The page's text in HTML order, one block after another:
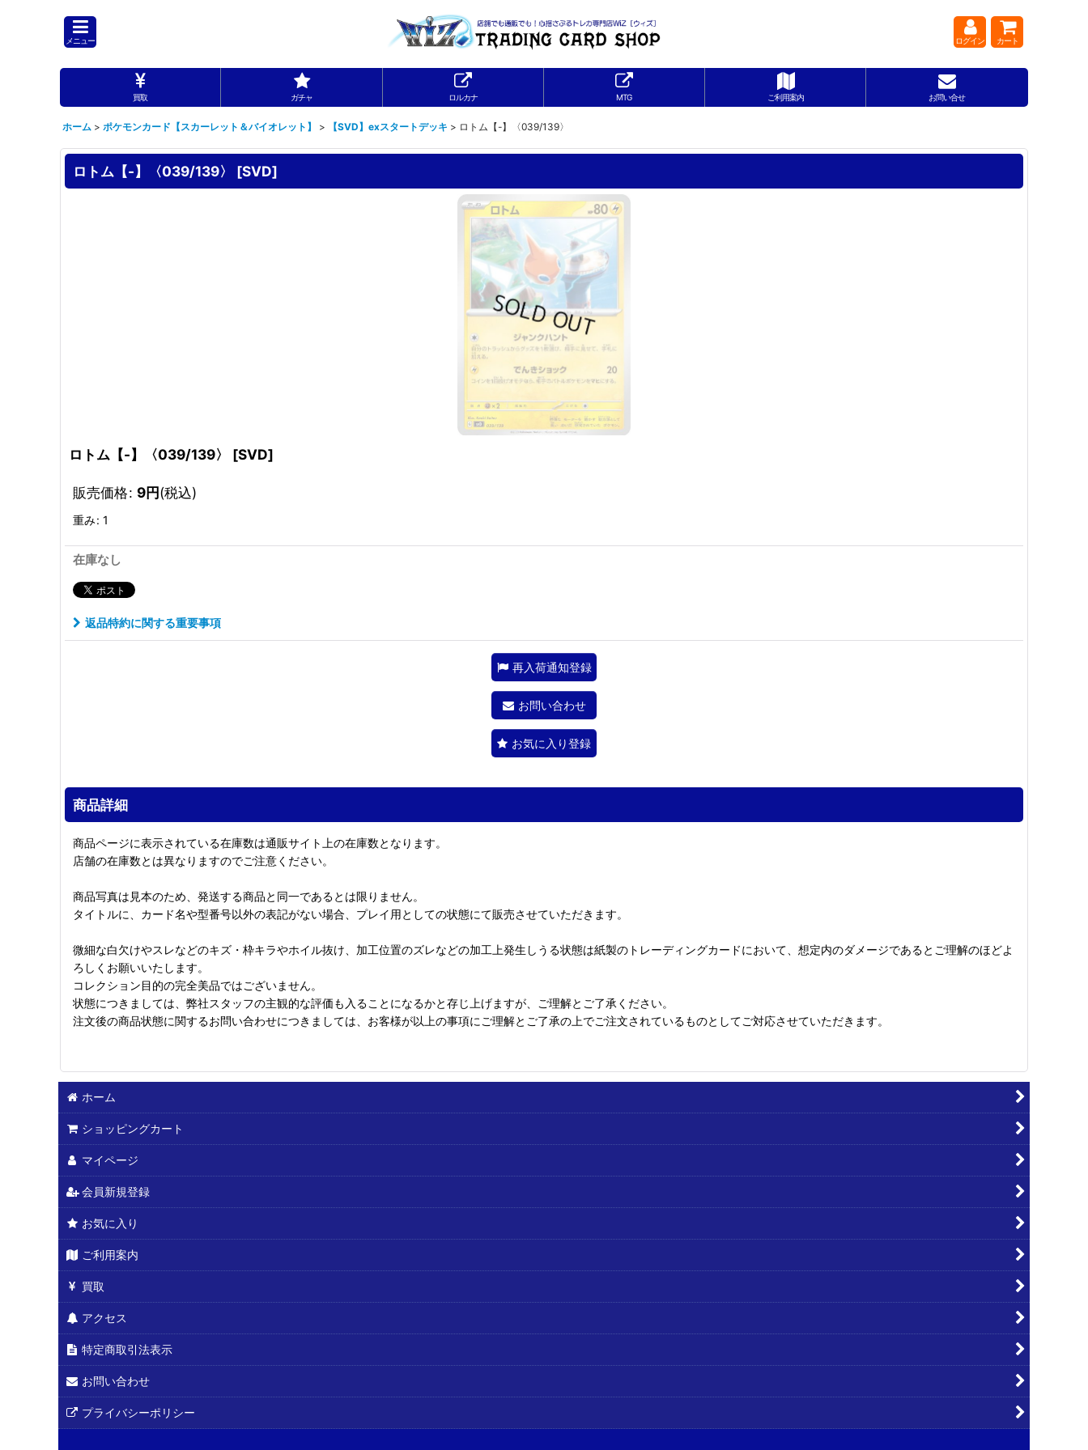
メニュー ログイン カート
買取 ガチャ ロルカナ MTG ご利用案内 お問い合せ
ホーム > ポケモンカード【スカーレット＆バイオレット】 > 【SVD】exスタートデッキ > ロトム【-】〈039/139〉
ロトム【-】〈039/139〉 [SVD]
ロトム【-】〈039/139〉 [SVD]
販売価格: 9円(税込)
重み: 1
在庫なし
返品特約に関する重要事項
再入荷通知登録
お問い合わせ
お気に入り登録
商品詳細
商品ページに表示されている在庫数は通販サイト上の在庫数となります。
店舗の在庫数とは異なりますのでご注意ください。
商品写真は見本のため、発送する商品と同一であるとは限りません。
タイトルに、カード名や型番号以外の表記がない場合、プレイ用としての状態にて販売させていただきます。
微細な白欠けやスレなどのキズ・枠キラやホイル抜け、加工位置のズレなどの加工上発生しうる状態は紙製のトレーディングカードにおいて、想定内のダメージであるとご理解のほどよ
ろしくお願いいたします。
コレクション目的の完全美品ではございません。
状態につきましては、弊社スタッフの主観的な評価も入ることになるかと存じ上げますが、ご理解とご了承ください。
注文後の商品状態に関するお問い合わせにつきましては、お客様が以上の事項にご理解とご了承の上でご注文されているものとしてご対応させていただきます。
ホーム
ショッピングカート
マイページ
会員新規登録
お気に入り
ご利用案内
買取
アクセス
特定商取引法表示
お問い合わせ
プライバシーポリシー